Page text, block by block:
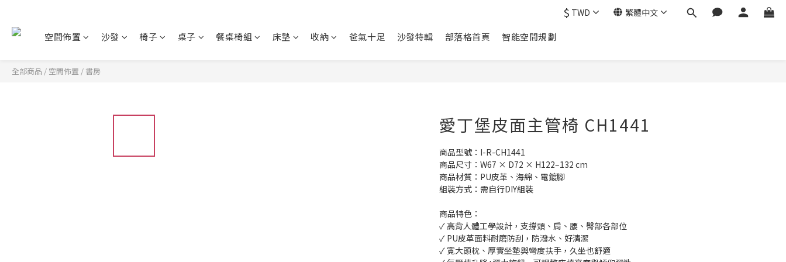
$ TWD 繁體中文
空間佈置 沙發 椅子 桌子 餐桌椅組 床墊 收納 爸氣十足 沙發特輯 部落格首頁 智能空間規劃
全部商品 / 空間佈置 / 書房
愛丁堡皮面主管椅 CH1441
商品型號：I-R-CH1441
商品尺寸：W67 × D72 × H122–132 cm
商品材質：PU皮革、海綿、電鍍腳
組裝方式：需自行DIY組裝
商品特色：
✓ 高背人體工學設計，支撐頭、肩、腰、臀部各部位
✓ PU皮革面料耐磨防刮，防潑水、好清潔
✓ 寬大頭枕、厚實坐墊與彎度扶手，久坐也舒適